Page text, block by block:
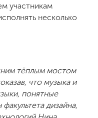
участникам
несколько
тёплым мостом
что музыка и
понятные
дизайна,